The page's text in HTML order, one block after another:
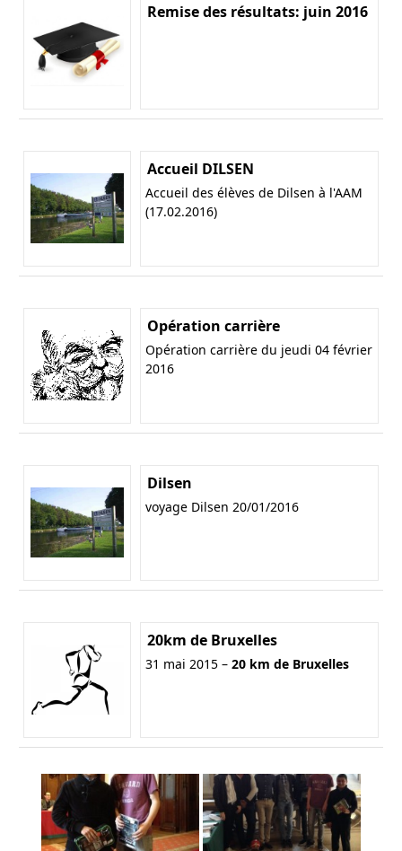
Remise des résultats: juin 2016
Accueil DILSEN
Accueil des élèves de Dilsen à l'AAM
(17.02.2016)
Opération carrière
Opération carrière du jeudi 04 février
2016
Dilsen
voyage Dilsen 20/01/2016
20km de Bruxelles
31 mai 2015 – 20 km de Bruxelles